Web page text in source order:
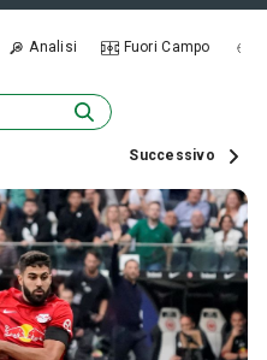
Analisi Fuori Campo
Successivo